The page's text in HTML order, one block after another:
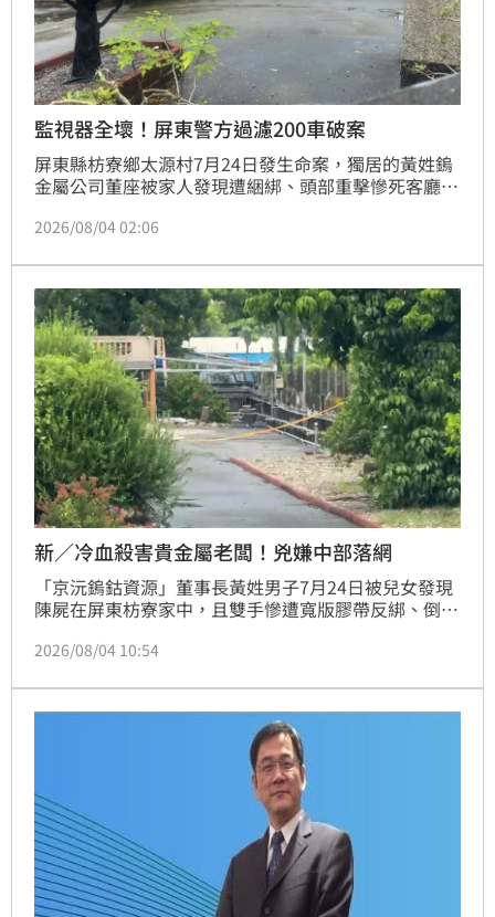
監視器全壞！屏東警方過濾200車破案
屏東縣枋寮鄉太源村7月24日發生命案，獨居的黃姓鎢
金屬公司董座被家人發現遭綑綁、頭部重擊慘死客廳，
導致檢警第一時間無法掌握關鍵畫面，專案小組歷經10
過200輛進出車輛並重建行動軌跡，終於鎖定一名離職
約一年的前員工，4日清晨前往台中將他拘提到案。
2026/08/04 02:06
新／冷血殺害貴金屬老闆！兇嫌中部落網
「京沅鎢鈷資源」董事長黃姓男子7月24日被兒女發現
陳屍在屏東枋寮家中，且雙手慘遭寬版膠帶反綁、倒臥
器早損壞，檢警一度面臨案情膠著，但經查扣死者手機
男生前常出入女陪侍場所、涉入複雜感情糾紛，檢警在
鎖定特定對象後，4日稍早在外縣市逮捕兇嫌，據悉，
全案疑為感情糾紛引發殺機，目前警方正押解嫌帶返屏
2026/08/04 10:54